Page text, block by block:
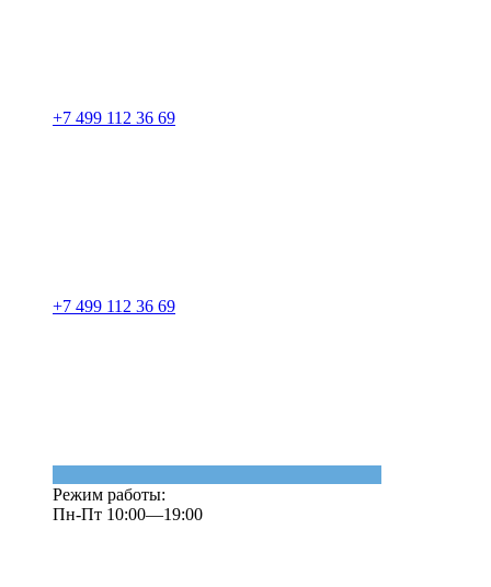
+7 499 112 36 69
+7 499 112 36 69
Режим работы:
Пн-Пт 10:00—19:00